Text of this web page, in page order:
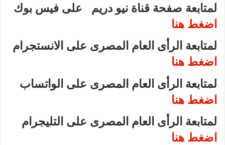
لمتابعة صفحة قناة نيو دريم على فيس بوك
اضغط هنا
لمتابعة الرأى العام المصرى على الانستجرام
اضغط هنا
لمتابعة الرأى العام المصرى على الواتساب
اضغط هنا
لمتابعة الرأى العام المصرى على التليجرام
اضغط هنا